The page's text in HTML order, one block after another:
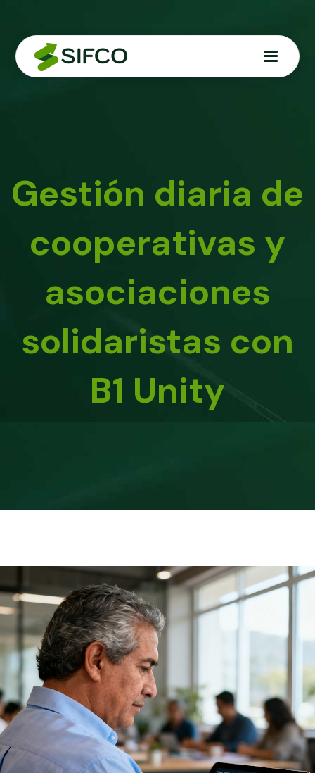
Gestión diaria de
cooperativas y
asociaciones
solidaristas con
B1 Unity